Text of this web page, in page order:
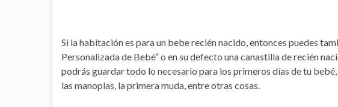
Si la habitación es para un bebe recién nacido, entonces puedes
Personalizada de Bebé” o en su defecto una canastilla de recién
podrás guardar todo lo necesario para los primeros días de tu
las manoplas, la primera muda, entre otras cosas.